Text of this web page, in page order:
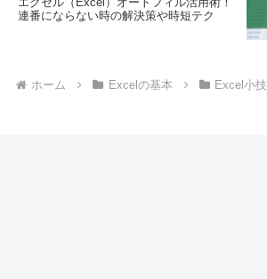
連番にならない時の解決策や時短テク
ホーム Excelの基本 Excel小技